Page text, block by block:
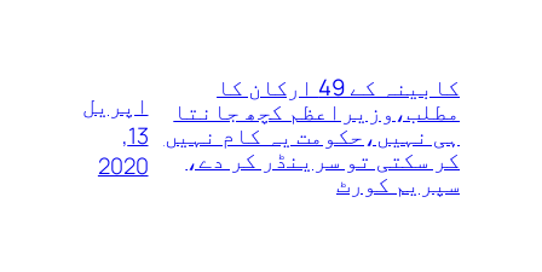
کابینہ کے 49 ارکان کا
مطلب،وزیراعظم کچھ جانتا
ہی نہیں،حکومت یہ کام نہیں
کر سکتی تو سرینڈر کر دے،
سپریم کورٹ
اپریل
13,
2020